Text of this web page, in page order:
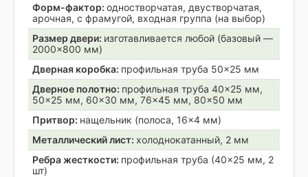
Форм-фактор: одностворчатая, двустворчатая,
арочная, с фрамугой, входная группа (на выбор)
Размер двери: изготавливается любой (базовый —
2000×800 мм)
Дверная коробка: профильная труба 50×25 мм
Дверное полотно: профильная труба 40×25 мм,
50×25 мм, 60×30 мм, 76×45 мм, 80×50 мм
Притвор: нащельник (полоса, 16×4 мм)
Металлический лист: холоднокатанный, 2 мм
Ребра жесткости: профильная труба (40×25 мм, 2
шт)